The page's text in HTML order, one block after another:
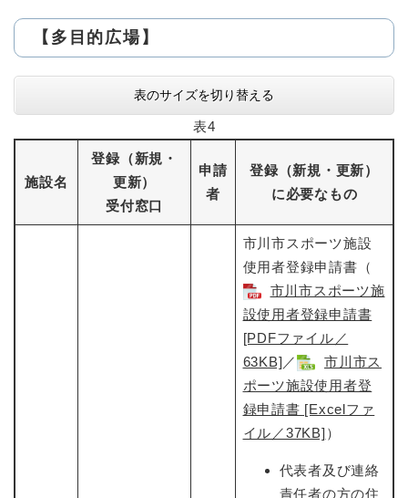
【多目的広場】
表のサイズを切り替える
表4
施設名
登録（新規・
更新）
受付窓口
申請
者
登録（新規・更新）
に必要なもの
市川市スポーツ施設
使用者登録申請書（
市川市スポーツ施
設使用者登録申請書
[PDFファイル／
63KB] ​／
市川市ス
ポーツ施設使用者登
録申請書 [Excelファ
イル／37KB] ​）
代表者及び連絡
責任者の方の住